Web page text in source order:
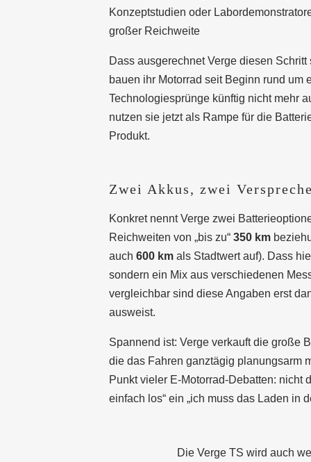
Konzeptstudien oder
großer Reichweite
Dass ausgerechnet Verge diesen
bauen ihr Motorrad seit Beginn rund um
Technologiesprünge künftig nicht mehr
nutzen sie jetzt als Rampe für die
Produkt.
Zwei Akkus, zwei
Konkret nennt Verge zwei
Reichweiten von „bis zu“ 350 km
auch 600 kmals Stadtwert auf). Dass
sondern ein Mix aus verschiedenen
vergleichbar sind diese Angaben erst
ausweist.
Spannend ist: Verge verkauft die große
die das Fahren ganztägig planungsarm
Punkt vieler E-Motorrad-Debatten: nicht
einfach los“ ein „ich muss das Laden in
Die Verge TS wird auch